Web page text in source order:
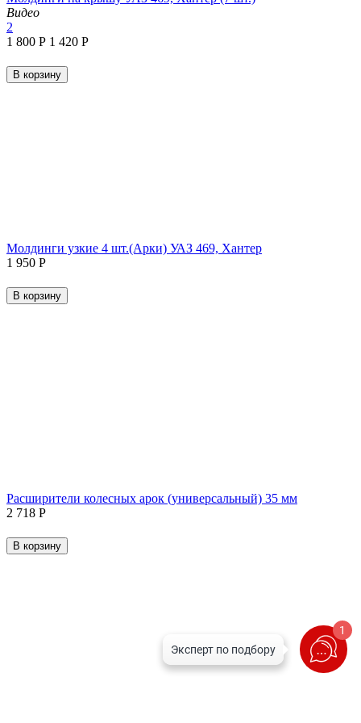
Видео
2
1 800 Р 1 420 Р
В корзину
Молдинги узкие 4 шт.(Арки) УАЗ 469, Хантер
1 950 Р
В корзину
Расширители колесных арок (универсальный) 35 мм
2 718 Р
В корзину
1